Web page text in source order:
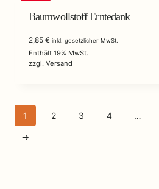
Baumwollstoff Erntedank
2,85 € inkl. gesetzlicher MwSt.
Enthält 19% MwSt.
zzgl. Versand
1 2 3 4 …
→